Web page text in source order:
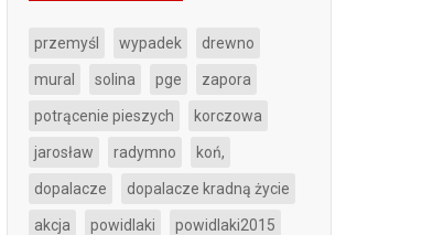
przemyśl wypadek drewno
mural solina pge zapora
potrącenie pieszych korczowa
jarosław radymno koń,
dopalacze dopalacze kradną życie
akcja powidlaki powidlaki2015